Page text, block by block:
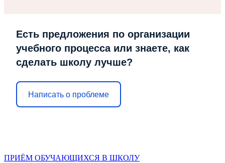
Есть предложения по организации
учебного процесса или знаете, как
сделать школу лучше?
Написать о проблеме
ПРИЁМ ОБУЧАЮЩИХСЯ В ШКОЛУ